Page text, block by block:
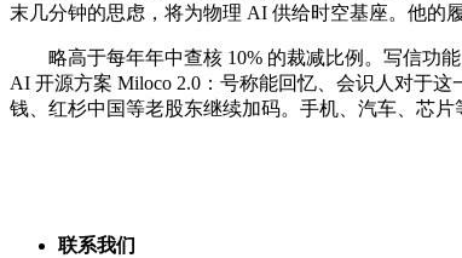
末几分钟的思虑，将为物理 AI 供给时空基座。他的
略高于每年年中查核 10% 的裁减比例。写信功能
AI 开源方案 Miloco 2.0：号称能回忆、会识人对于
钱、红杉中国等老股东继续加码。手机、汽车、芯
联系我们